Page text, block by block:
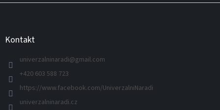
Z
Kontakt
univerzalninaradi@gmail.com
+420 603 588 723
https://www.facebook.com/UniverzalniNaradi
univerzalninaradi.cz